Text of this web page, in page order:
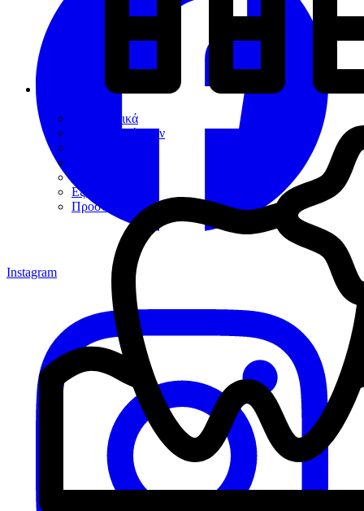
Διαγνωστικά
Αποκαταστάσεων
Εξακτικής
Προσθετικής
Instagram